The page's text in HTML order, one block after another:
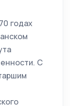
годах
С